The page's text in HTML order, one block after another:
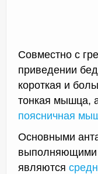
Совместно с
приведении
короткая и
тонкая мышца,
поясничная
Основными
выполняющими
являются